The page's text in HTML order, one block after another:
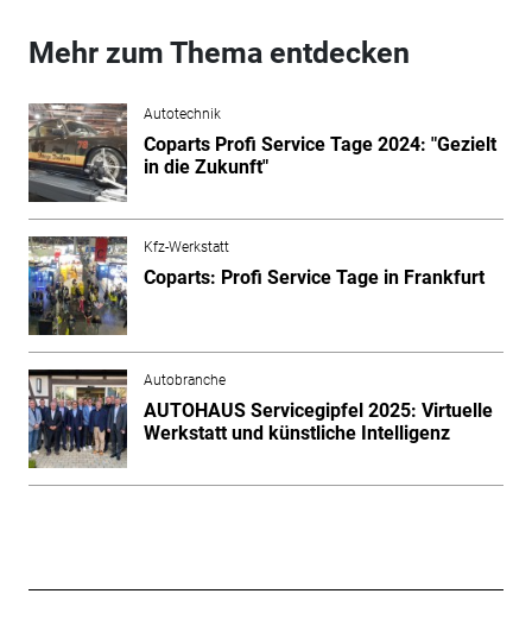
Mehr zum Thema entdecken
Autotechnik
Coparts Profi Service Tage 2024: "Gezielt
in die Zukunft"
Kfz-Werkstatt
Coparts: Profi Service Tage in Frankfurt
Autobranche
AUTOHAUS Servicegipfel 2025: Virtuelle
Werkstatt und künstliche Intelligenz